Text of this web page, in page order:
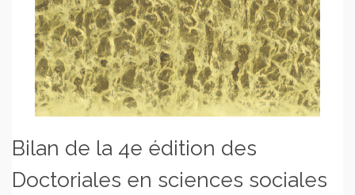
Bilan de la 4e édition des
Doctoriales en sciences sociales